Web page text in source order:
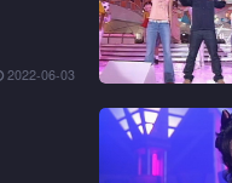
2022-06-03